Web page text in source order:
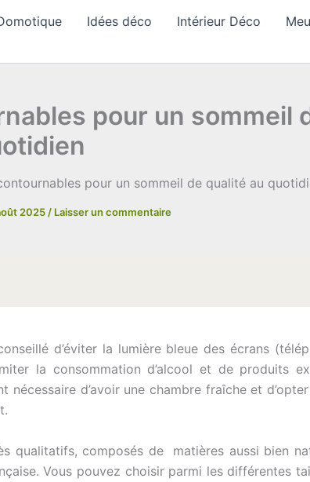
Idées déco Intérieur Déco
pour un sommeil
pour un sommeil de qualité au
2025 / Laisser un commentaire
d’éviter la lumière bleue des écrans
la consommation d’alcool et de produits
nécessaire d’avoir une chambre fraîche et
qualitatifs, composés de matières aussi bien
Vous pouvez choisir parmi les différentes